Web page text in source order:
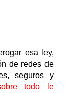
esa ley,
de redes de
seguros y
todo le